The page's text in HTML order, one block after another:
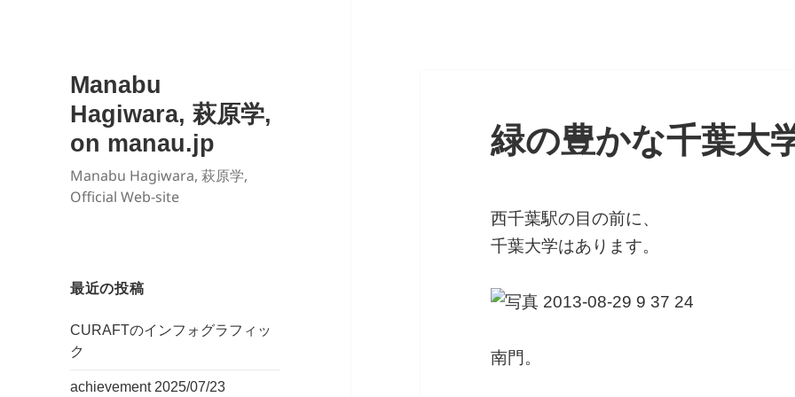
Manabu
Hagiwara, 萩原学,
on manau.jp
Manabu Hagiwara, 萩原学,
Official Web-site
最近の投稿
CURAFTのインフォグラフィッ
ク
achievement 2025/07/23
緑の豊かな千葉大
西千葉駅の目の前に、
千葉大学はあります。
南門。